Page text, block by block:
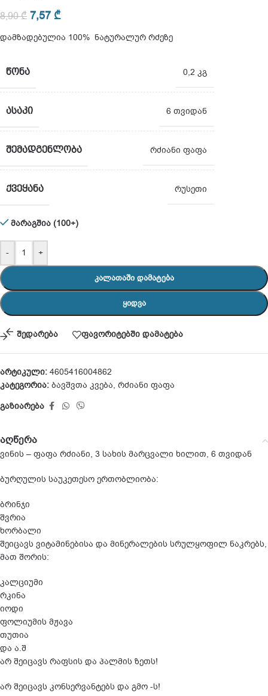
8,90₾ 7,57 ₾
დამზადებულია 100% ნატურალურ რძეზე
ᲬᲝᲜᲐ 0,2 კგ
ᲐᲡᲐᲙᲘ 6 თვიდან
ᲨᲔᲛᲐᲓᲒᲔᲜᲚᲝᲑᲐ რძიანი ფაფა
ᲥᲕᲔᲧᲐᲜᲐ რუსეთი
მარაგშია (100+)
- +
ᲙᲐᲚᲐᲗᲐᲨᲘ ᲓᲐᲛᲐᲢᲔᲑᲐ
ᲧᲘᲓᲕᲐ
შედარება ფავორიტებში დამატება
არტიკული: 4605416004862
კატეგორია: ბავშვთა კვება, რძიანი ფაფა
გაზიარება
აღწერა
ვინის – ფაფა რძიანი, 3 სახის მარცვალი ხილით, 6 თვიდან
ბურღულის საუკეთესო ერთობლიობა:
ბრინჯი
შვრია
ხორბალი
შეიცავს ვიტამინებისა და მინერალების სრულყოფილ ნაკრებს,
მათ შორის:
კალციუმი
რკინა
იოდი
ფოლიუმის მჟავა
თუთია
და ა.შ
არ შეიცავს რაფსის და პალმის ზეთს!
არ შეიცავს კონსერვანტებს და გმო -ს!